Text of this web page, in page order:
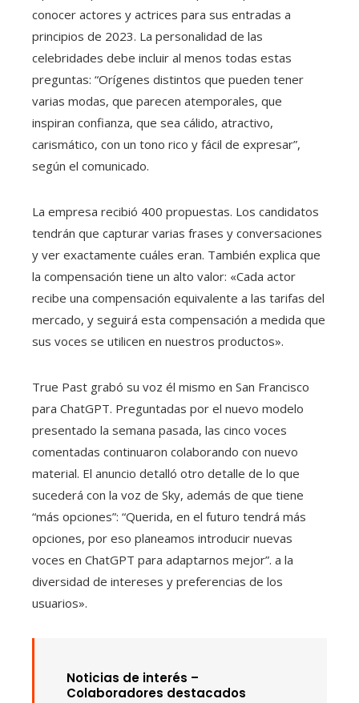
conocer actores y actrices para sus entradas a
principios de 2023. La personalidad de las
celebridades debe incluir al menos todas estas
preguntas: “Orígenes distintos que pueden tener
varias modas, que parecen atemporales, que
inspiran confianza, que sea cálido, atractivo,
carismático, con un tono rico y fácil de expresar”,
según el comunicado.
La empresa recibió 400 propuestas. Los candidatos
tendrán que capturar varias frases y conversaciones
y ver exactamente cuáles eran. También explica que
la compensación tiene un alto valor: «Cada actor
recibe una compensación equivalente a las tarifas del
mercado, y seguirá esta compensación a medida que
sus voces se utilicen en nuestros productos».
True Past grabó su voz él mismo en San Francisco
para ChatGPT. Preguntadas por el nuevo modelo
presentado la semana pasada, las cinco voces
comentadas continuaron colaborando con nuevo
material. El anuncio detalló otro detalle de lo que
sucederá con la voz de Sky, además de que tiene
“más opciones”: “Querida, en el futuro tendrá más
opciones, por eso planeamos introducir nuevas
voces en ChatGPT para adaptarnos mejor”. a la
diversidad de intereses y preferencias de los
usuarios».
Noticias de interés –
Colaboradores destacados